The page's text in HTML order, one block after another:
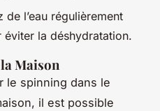
de l’eau régulièrement
éviter la déshydratation.
Maison
le spinning dans le
il est possible